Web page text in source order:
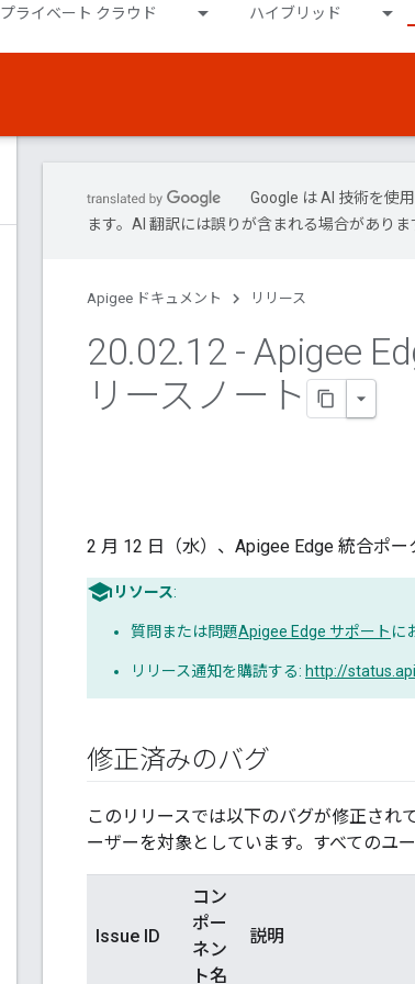
プライベート クラウド ハイブリッド
Google は AI 技術を使
ます。AI 翻訳には誤りが含まれる場合がありま
Apigee ドキュメント リリース
20.02.12 - Apigee
リースノート
2 月 12 日（水）、Apigee Edge 統合ポー
リソース:
質問または問題Apigee Edge サポート に
リリース通知を購読する: http://
修正済みのバグ
このリリースでは以下のバグが修正され
ーザーを対象としています。すべてのユ
Issue ID
コン
ポー
ネン
ト名
説明